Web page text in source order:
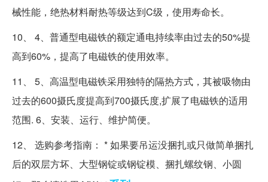
械性能，绝热材料耐热等级达到C级，使用寿命长。
10、 4、普通型电磁铁的额定通电持续率由过去的50%提
高到60%，提高了电磁铁的使用效率。
11、 5、高温型电磁铁采用独特的隔热方式，其被吸物由
过去的600摄氏度提高到700摄氏度,扩展了电磁铁的适用
范围. 6、安装、运行、维护简便。
12、 选购参考指南： * 如果要吊运没捆扎或只做简单捆扎
后的双层方坏、大型钢锭或钢锭模、捆扎螺纹钢、小圆